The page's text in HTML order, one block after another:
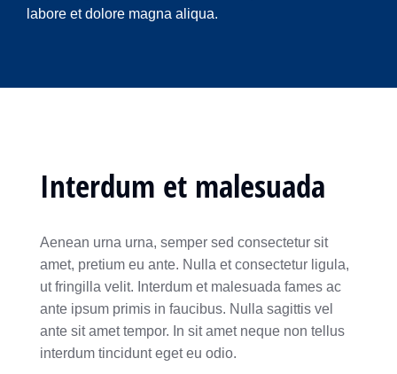
labore et dolore magna aliqua.
Interdum et malesuada
Aenean urna urna, semper sed consectetur sit
amet, pretium eu ante. Nulla et consectetur ligula,
ut fringilla velit. Interdum et malesuada fames ac
ante ipsum primis in faucibus. Nulla sagittis vel
ante sit amet tempor. In sit amet neque non tellus
interdum tincidunt eget eu odio.